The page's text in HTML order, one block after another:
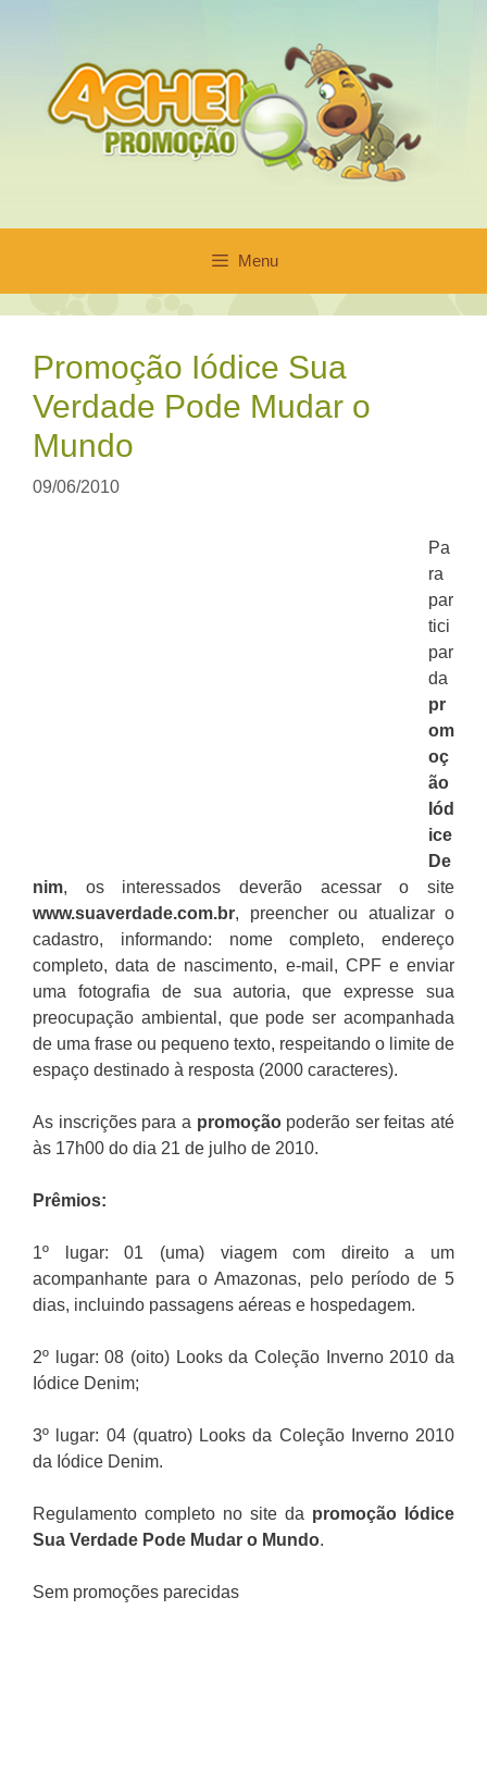
conteúdo
Menu
Promoção Iódice Sua
Verdade Pode Mudar o
Mundo
09/06/2010
Pa
ra
par
tici
par
da
pr
om
oç
ão
Iód
ice
De
nim, os interessados deverão acessar o site
www.suaverdade.com.br, preencher ou atualizar o
cadastro, informando: nome completo, endereço
completo, data de nascimento, e-mail, CPF e enviar
uma fotografia de sua autoria, que expresse sua
preocupação ambiental, que pode ser acompanhada
de uma frase ou pequeno texto, respeitando o limite de
espaço destinado à resposta (2000 caracteres).
As inscrições para a promoçãopoderão ser feitas até
às 17h00 do dia 21 de julho de 2010.
Prêmios:
1º lugar: 01 (uma) viagem com direito a um
acompanhante para o Amazonas, pelo período de 5
dias, incluindo passagens aéreas e hospedagem.
2º lugar: 08 (oito) Looks da Coleção Inverno 2010 da
Iódice Denim;
3º lugar: 04 (quatro) Looks da Coleção Inverno 2010
da Iódice Denim.
Regulamento completo no site da promoção Iódice
Sua Verdade Pode Mudar o Mundo.
Sem promoções parecidas